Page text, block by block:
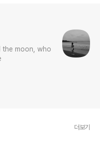
the moon, who
더보기